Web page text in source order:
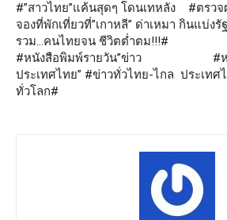
#”สาวไทย”แค้นสุดๆ โดนเทหลัง
จองที่พักเที่ยวที่”เกาหลี” ด่าเหมา
รวม…คนไทยจน ชีวิตต่ำตม!!!#
#หนังสือพิมพ์รายวัน”ข่าว
ประเทศไทย” #ข่าวทั่วไทย-ไกล
ทั่วโลก#
#ตรวจ
กินแบ่งรั
#
ประเทศ